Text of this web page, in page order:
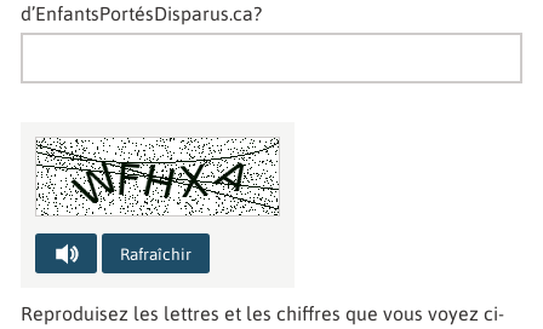
d’EnfantsPortésDisparus.ca?
Captcha audio : tapez les lettres que vous entendez
Rafraîchir
Reproduisez les lettres et les chiffres que vous voyez ci-